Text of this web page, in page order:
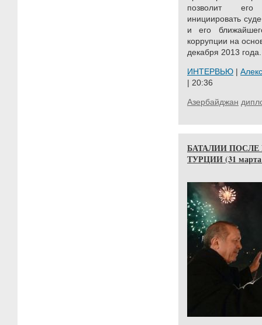
позволит его
инициировать
и его
коррупции на
декабря 2013
ИНТЕРВЬЮ |
| 20:36
Азербайджан
БАТАЛИИ
ТУРЦИИ (31 марта